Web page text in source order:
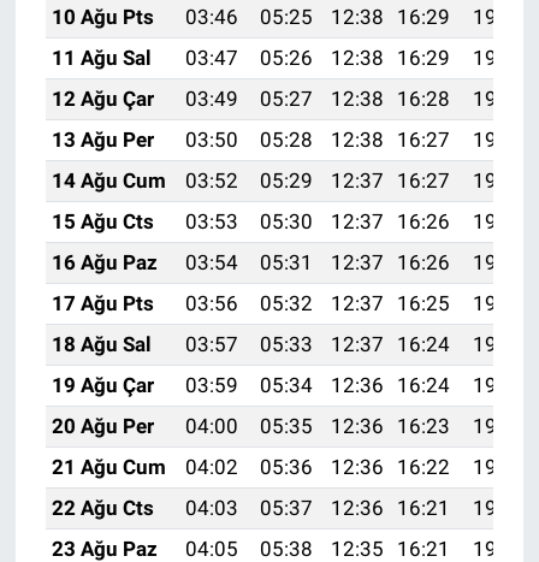
10 Ağu Pts
03:46 05:25 12:38 16:29
19:41
11 Ağu Sal
03:47 05:26 12:38 16:29
19:40
12 Ağu Çar
03:49 05:27 12:38 16:28
19:38
13 Ağu Per
03:50 05:28 12:38 16:27
19:37
14 Ağu Cum
03:52 05:29 12:37 16:27
19:36
15 Ağu Cts
03:53 05:30 12:37 16:26
19:34
16 Ağu Paz
03:54 05:31 12:37 16:26
19:33
17 Ağu Pts
03:56 05:32 12:37 16:25
19:31
18 Ağu Sal
03:57 05:33 12:37 16:24
19:30
19 Ağu Çar
03:59 05:34 12:36 16:24
19:29
20 Ağu Per
04:00 05:35 12:36 16:23
19:27
21 Ağu Cum
04:02 05:36 12:36 16:22
19:26
22 Ağu Cts
04:03 05:37 12:36 16:21
19:24
23 Ağu Paz
04:05 05:38 12:35 16:21
19:23